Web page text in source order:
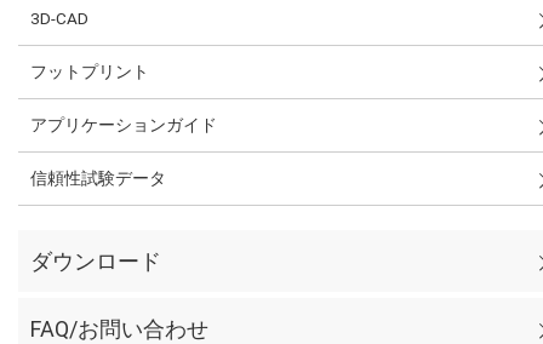
3D-CAD
フットプリント
アプリケーションガイド
信頼性試験データ
ダウンロード
FAQ/お問い合わせ